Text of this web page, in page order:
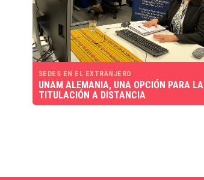
SEDES EN EL EXTRANJERO
UNAM ALEMANIA, UNA OPCIÓN PARA LA
TITULACIÓN A DISTANCIA